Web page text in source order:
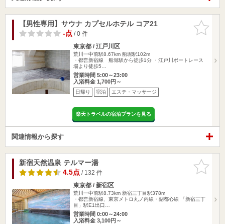
お気に入
りに追加
【男性専用】サウナ カプセルホテル コア21
-点/ 0 件
東京都 / 江戸川区
荒川一中前駅8.67km 船堀駅102m
・都営新宿線 船堀駅から徒歩1分 ・江戸川ボートレース
場より徒歩5…
営業時間 5:00～23:00
入浴料金 1,700円～
日帰り 宿泊 エステ・マッサージ
楽天トラベルの宿泊プランを見る
関連情報から探す
お気に入
りに追加
新宿天然温泉 テルマー湯
4.5点/ 132 件
東京都 / 新宿区
荒川一中前駅8.73km 新宿三丁目駅378m
・都営新宿線、東京メトロ丸ノ内線・副都心線 「新宿三丁
目」駅E1出口…
営業時間 0:00～24:00
入浴料金 3,100円～